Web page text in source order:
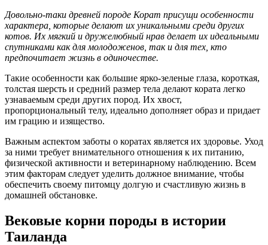
Довольно-таки древней породе Корат присущи особенности
характера, которые делают их уникальными среди других
котов. Их мягкий и дружелюбный нрав делает их идеальными
спутниками как для молодоженов, так и для тех, кто
предпочитает жизнь в одиночестве.
Такие особенности как большие ярко-зеленые глаза, короткая,
толстая шерсть и средний размер тела делают кората легко
узнаваемым среди других пород. Их хвост,
пропорциональный телу, идеально дополняет образ и придает
им грацию и изящество.
Важным аспектом заботы о коратах является их здоровье. Уход
за ними требует внимательного отношения к их питанию,
физической активности и ветеринарному наблюдению. Всем
этим факторам следует уделить должное внимание, чтобы
обеспечить своему питомцу долгую и счастливую жизнь в
домашней обстановке.
Вековые корни породы в истории
Таиланда